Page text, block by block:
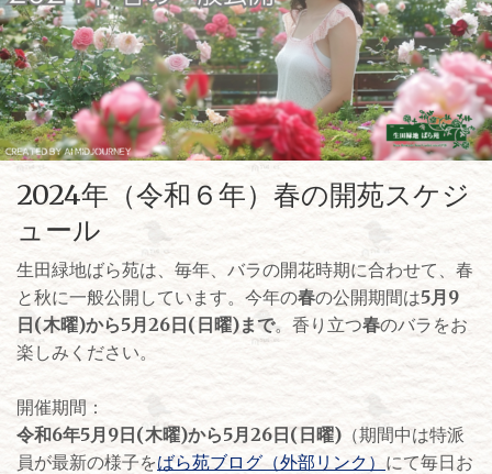
2024年（令和６年）春の開苑スケジ
ュール
生田緑地ばら苑は、毎年、バラの開花時期に合わせて、春
と秋に一般公開しています。今年の春の公開期間は5月9
日(木曜)から5月26日(日曜)まで。香り立つ春のバラをお
楽しみください。
開催期間：
令和6年5月9日(木曜)から5月26日(日曜) （期間中は特派
員が最新の様子をばら苑ブログ（外部リンク） にて毎日お